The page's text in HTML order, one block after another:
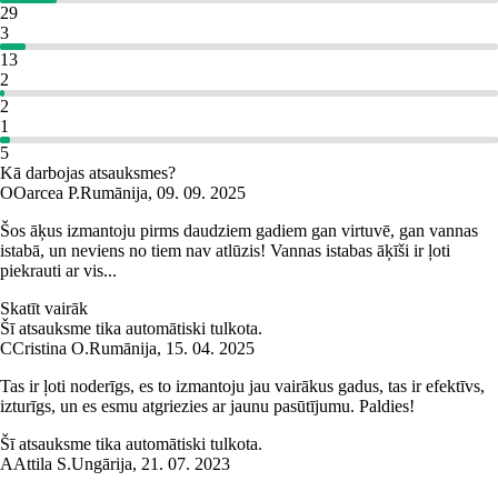
29
3
13
2
2
1
5
Kā darbojas atsauksmes?
OOarcea P.Rumānija, 09. 09. 2025
Šos āķus izmantoju pirms daudziem gadiem gan virtuvē, gan vannas
istabā, un neviens no tiem nav atlūzis! Vannas istabas āķīši ir ļoti
piekrauti ar vis...
Skatīt vairāk
Šī atsauksme tika automātiski tulkota.
CCristina O.Rumānija, 15. 04. 2025
Tas ir ļoti noderīgs, es to izmantoju jau vairākus gadus, tas ir efektīvs,
izturīgs, un es esmu atgriezies ar jaunu pasūtījumu. Paldies!
Šī atsauksme tika automātiski tulkota.
AAttila S.Ungārija, 21. 07. 2023